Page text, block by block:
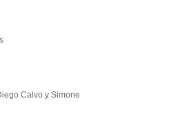
Calvo y Simone